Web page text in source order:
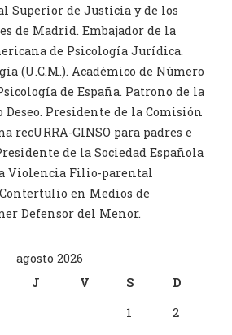
Superior de Justicia y de los
de Madrid. Embajador de la
de Psicología Jurídica.
(U.C.M.). Académico de Número
de España. Patrono de la
Deseo. Presidente de la Comisión
recURRA-GINSO para padres e
de la Sociedad Española
Violencia Filio-parental
en Medios de
Defensor del Menor.
agosto 2026
J V S
D
1
2